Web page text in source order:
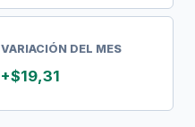
VARIACIÓN DEL MES
+$19,31